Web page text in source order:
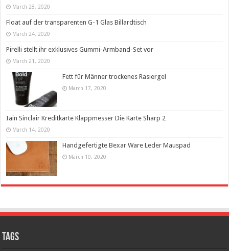
March 28, 2020
Float auf der transparenten G-1 Glas Billardtisch
March 24, 2020
Pirelli stellt ihr exklusives Gummi-Armband-Set vor
March 21, 2020
Fett für Männer trockenes Rasiergel
March 17, 2020
Iain Sinclair Kreditkarte Klappmesser Die Karte Sharp 2
March 14, 2020
Handgefertigte Bexar Ware Leder Mauspad
March 10, 2020
Tags